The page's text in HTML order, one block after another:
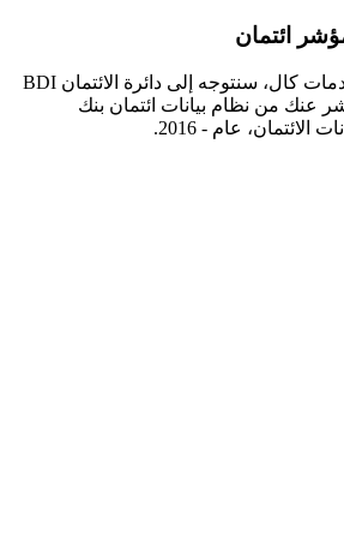
ائتمان
من نظام بيانات ائتمان بنك
الائتمان، عام - 2016.